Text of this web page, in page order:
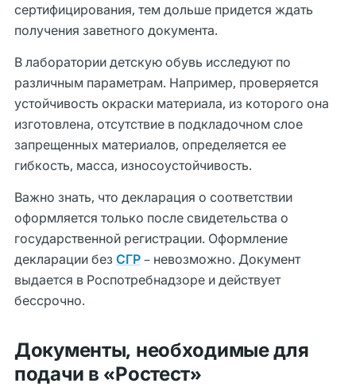
сертифицирования, тем дольше придется ждать
получения заветного документа.
В лаборатории детскую обувь исследуют по
различным параметрам. Например, проверяется
устойчивость окраски материала, из которого она
изготовлена, отсутствие в подкладочном слое
запрещенных материалов, определяется ее
гибкость, масса, износоустойчивость.
Важно знать, что декларация о соответствии
оформляется только после свидетельства о
государственной регистрации. Оформление
декларации безСГР– невозможно. Документ
выдается в Роспотребнадзоре и действует
бессрочно.
Документы, необходимые для
подачи в «Ростест»